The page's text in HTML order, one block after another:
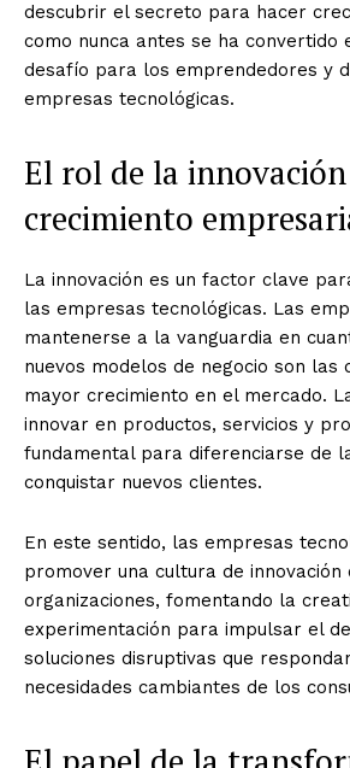
descubrir el secreto para hacer
como nunca antes se ha convertido
desafío para los emprendedores y
empresas tecnológicas.
El rol de la
crecimiento
La innovación es un factor clave
las empresas tecnológicas. Las
mantenerse a la vanguardia en
nuevos modelos de negocio son las
mayor crecimiento en el mercado.
innovar en productos, servicios y
fundamental para diferenciarse de
conquistar nuevos clientes.
En este sentido, las empresas
promover una cultura de innovación
organizaciones, fomentando la
experimentación para impulsar el
soluciones disruptivas que
necesidades cambiantes de los